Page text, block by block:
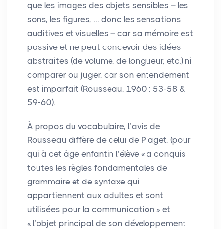
que les images des objets sensibles – les
sons, les figures, … donc les sensations
auditives et visuelles – car sa mémoire est
passive et ne peut concevoir des idées
abstraites (de volume, de longueur, etc.) ni
comparer ou juger, car son entendement
est imparfait (Rousseau, 1960 : 53-58 &
59-60).
À propos du vocabulaire, l’avis de
Rousseau diffère de celui de Piaget, (pour
qui à cet âge enfantin l’élève « a conquis
toutes les règles fondamentales de
grammaire et de syntaxe qui
appartiennent aux adultes et sont
utilisées pour la communication » et
« l’objet principal de son développement